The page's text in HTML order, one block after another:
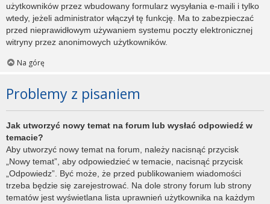
użytkowników przez wbudowany formularz wysyłania e-maili i tylko
wtedy, jeżeli administrator włączył tę funkcję. Ma to zabezpieczać
przed nieprawidłowym używaniem systemu poczty elektronicznej
witryny przez anonimowych użytkowników.
Na górę
Problemy z pisaniem
Jak utworzyć nowy temat na forum lub wysłać odpowiedź w
temacie?
Aby utworzyć nowy temat na forum, należy nacisnąć przycisk
„Nowy temat”, aby odpowiedzieć w temacie, nacisnąć przycisk
„Odpowiedz”. Być może, że przed publikowaniem wiadomości
trzeba będzie się zarejestrować. Na dole strony forum lub strony
tematów jest wyświetlana lista uprawnień użytkownika na każdym